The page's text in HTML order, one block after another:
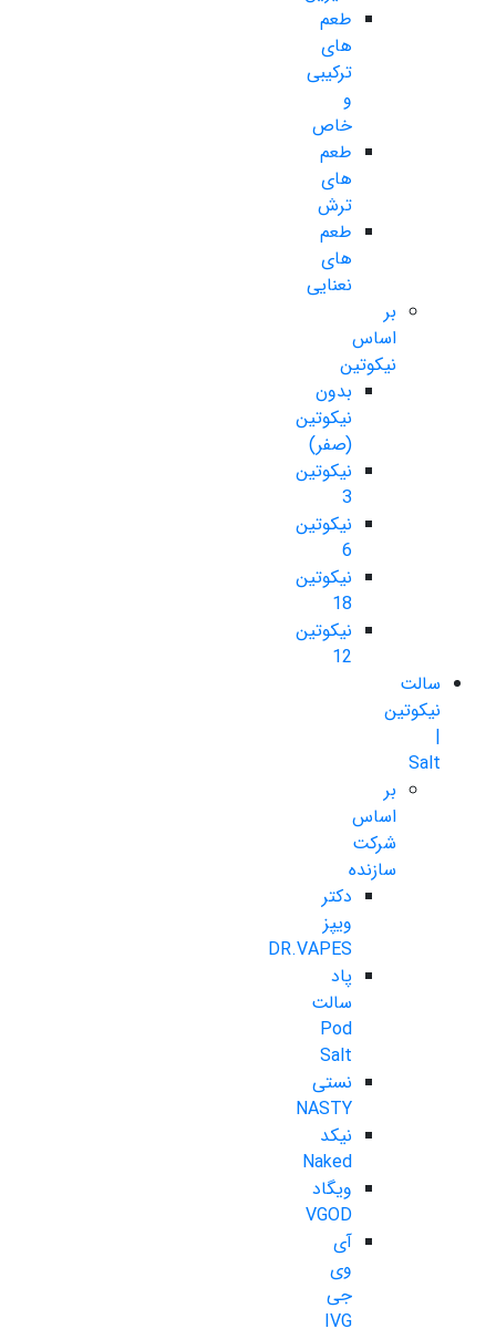
طعم
های
ترکیبی
و
خاص
طعم
های
ترش
طعم
های
نعنایی
بر
اساس
نیکوتین
بدون
نیکوتین
(صفر)
نیکوتین
3
نیکوتین
6
نیکوتین
18
نیکوتین
12
سالت
نیکوتین
|
Salt
بر
اساس
شرکت
سازنده
دکتر
ویپز
DR.VAPES
پاد
سالت
Pod
Salt
نستی
NASTY
نیکد
Naked
ویگاد
VGOD
آی
وی
جی
IVG